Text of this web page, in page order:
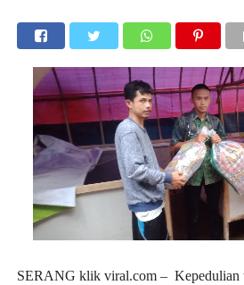
SERANG klik viral.com – Kepedulian